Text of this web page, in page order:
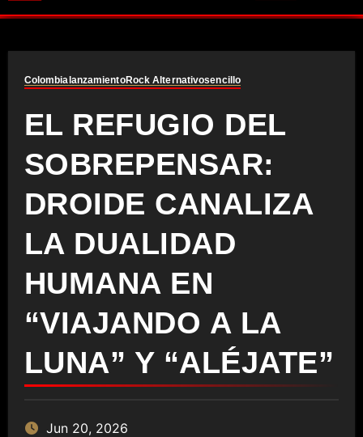
ColombialanzamientoRock Alternativosencillo
EL REFUGIO DEL
SOBREPENSAR:
DROIDE CANALIZA
LA DUALIDAD
HUMANA EN
“VIAJANDO A LA
LUNA” Y “ALÉJATE”
Jun 20, 2026